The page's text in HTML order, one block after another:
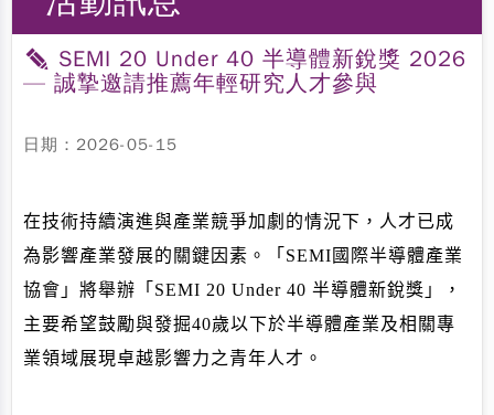
SEMI 20 Under 40 半導體新銳獎 2026
— 誠摯邀請推薦年輕研究人才參與
日期：2026-05-15
在技術持續演進與產業競爭加劇的情況下， 人才已成
為影響產業發展的關鍵因素。
「SEMI國際半導體產業
協會」將舉辦「SEMI 20 Under 40 半導體新銳獎」，
主要希望鼓勵與發掘40歲以下於半導體產業及相關專
業領域展現卓越影響力之青年人才。